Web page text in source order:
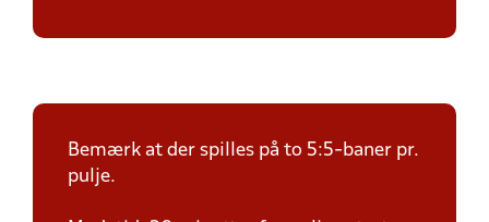
Bemærk at der spilles på to 5:5-baner pr.
pulje.